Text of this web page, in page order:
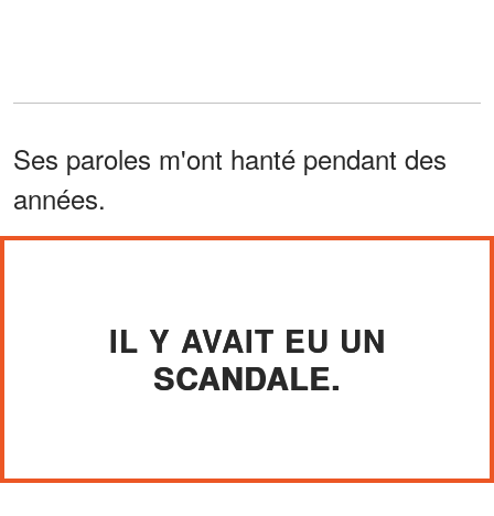
Ses paroles m'ont hanté pendant des
années.
IL Y AVAIT EU UN
SCANDALE.